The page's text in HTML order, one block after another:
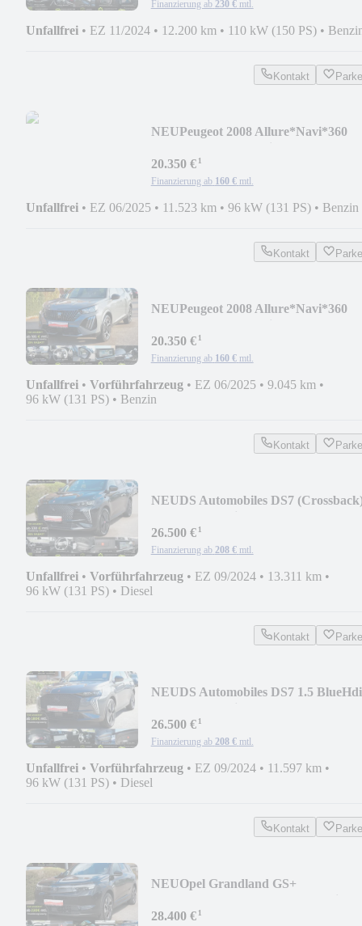
Finanzierung ab 230 € mtl.
Unfallfrei • EZ 11/2024 • 12.200 km • 110 kW (150 PS) •
Kontakt
NEUPeugeot 2008 Allure*Navi*360
20.350 €¹
Finanzierung ab 160 € mtl.
Unfallfrei • EZ 06/2025 • 11.523 km • 96 kW (131 PS) • Benzin
Kontakt
NEUPeugeot 2008 Allure*Navi*360
20.350 €¹
Finanzierung ab 160 € mtl.
Unfallfrei • Vorführfahrzeug • EZ 06/2025 • 9.045 km •
96 kW (131 PS) • Benzin
Kontakt
NEUDS Automobiles DS7
26.500 €¹
Finanzierung ab 208 € mtl.
Unfallfrei • Vorführfahrzeug • EZ 09/2024 • 13.311 km •
96 kW (131 PS) • Diesel
Kontakt
NEUDS Automobiles DS7 1.5 BlueHdi
26.500 €¹
Finanzierung ab 208 € mtl.
Unfallfrei • Vorführfahrzeug • EZ 09/2024 • 11.597 km •
96 kW (131 PS) • Diesel
Kontakt
NEUOpel Grandland GS+
28.400 €¹